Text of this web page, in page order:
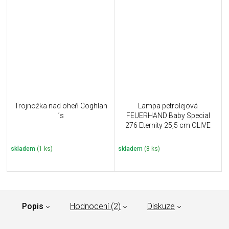
Trojnožka nad oheň Coghlan
´s
skladem (1 ks)
Lampa petrolejová
FEUERHAND Baby Special
276 Eternity 25,5 cm OLIVE
skladem (8 ks)
Popis Hodnocení (2) Diskuze